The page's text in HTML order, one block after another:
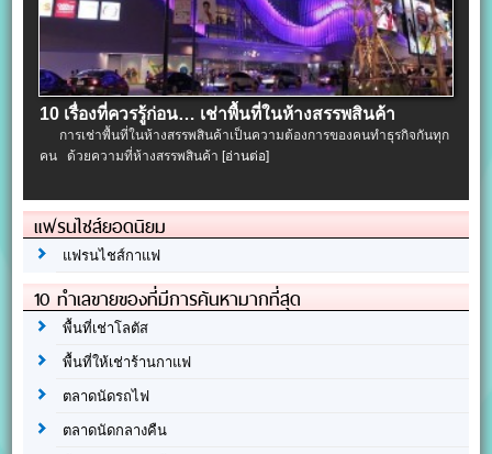
10 เรื่องที่ควรรู้ก่อน… เช่าพื้นที่ในห้างสรรพสินค้า
การเช่าพื้นที่ในห้างสรรพสินค้าเป็นความต้องการของคนทำธุรกิจกันทุก
คน ด้วยความที่ห้างสรรพสินค้า[อ่านต่อ]
แฟรนไชส์ยอดนิยม
แฟรนไชส์กาแฟ
10 ทำเลขายของที่มีการค้นหามากที่สุด
พื้นที่เช่าโลตัส
พื้นที่ให้เช่าร้านกาแฟ
ตลาดนัดรถไฟ
ตลาดนัดกลางคืน